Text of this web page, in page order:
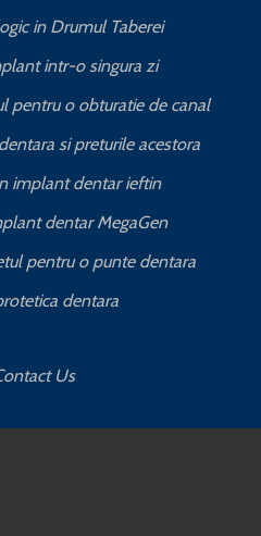
in Drumul Taberei
intr-o singura zi
pentru o obturatie de canal
si preturile acestora
implant dentar ieftin
dentar MegaGen
pentru o punte dentara
dentara
Us